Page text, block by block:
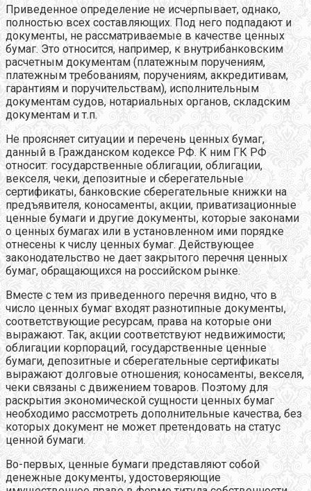
Приведенное определение не исчерпывает, однако,
полностью всех составляющих. Под него подпадают и
документы, не рассматриваемые в качестве ценных
бумаг. Это относится, например, к внутрибанковским
расчетным документам (платежным поручениям,
платежным требованиям, поручениям, аккредитивам,
гарантиям и поручительствам), исполнительным
документам судов, нотариальных органов, складским
документам и т.п.
Не проясняет ситуации и перечень ценных бумаг,
данный в Гражданском кодексе РФ. К ним ГК РФ
относит: государственные облигации, облигации,
векселя, чеки, депозитные и сберегательные
сертификаты, банковские сберегательные книжки на
предъявителя, коносаменты, акции, приватизационные
ценные бумаги и другие документы, которые законами
о ценных бумагах или в установленном ими порядке
отнесены к числу ценных бумаг. Действующее
законодательство не дает закрытого перечня ценных
бумаг, обращающихся на российском рынке.
Вместе с тем из приведенного перечня видно, что в
число ценных бумаг входят разнотипные документы,
соответствующие ресурсам, права на которые они
выражают. Так, акции соответствуют недвижимости;
облигации корпораций, государственные ценные
бумаги, депозитные и сберегательные сертификаты
выражают долговые отношения; коносаменты, векселя,
чеки связаны с движением товаров. Поэтому для
раскрытия экономической сущности ценных бумаг
необходимо рассмотреть дополнительные качества, без
которых документ не может претендовать на статус
ценной бумаги.
Во-первых, ценные бумаги представляют собой
денежные документы, удостоверяющие